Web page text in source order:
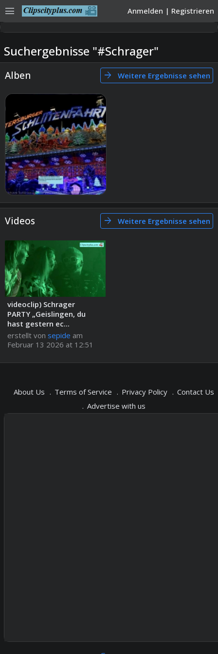
Anmelden | Registrieren
menu
Suchergebnisse "#Schrager"
Alben arrow_forward Weitere Ergebnisse sehen
Videos arrow_forward Weitere Ergebnisse sehen
videoclip) Schrager
PARTY „Geislingen, du
hast gestern ec...
erstellt von sepide am
Februar 13 2026 at 12:51
About Us Terms of Service Privacy Policy
Contact Us
Advertise with us